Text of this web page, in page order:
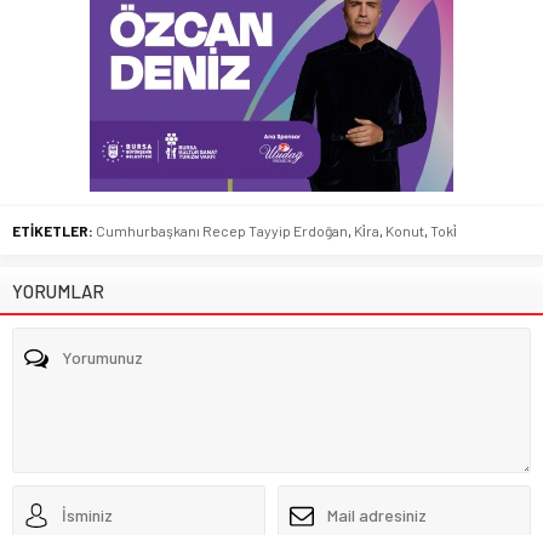
ETİKETLER: Cumhurbaşkanı Recep Tayyip Erdoğan Ki̇ra Konut Toki̇
YORUMLAR